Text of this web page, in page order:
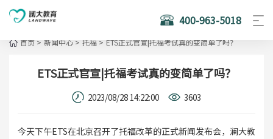
400-963-5018
首页 > 新闻中心 > 托福 > ETS正式官宣|托福考试真的变简单了吗？
ETS正式官宣|托福考试真的变简单了吗？
2023/08/28 14:22:00 3603
今天下午ETS在北京召开了托福改革的正式新闻发布会，澜大教